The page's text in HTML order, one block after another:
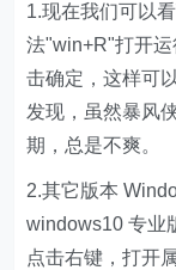
1.现在我们可以
法"win+R"打开
击确定，这样可
发现，虽然暴风
期，总是不爽。
2.其它版本
windows10 专业
点击右键，打开